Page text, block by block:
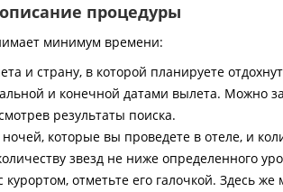
процедуры
минимум времени:
и страну, в которой планируете
и конечной датами вылета. Можно
результаты поиска.
которые вы проведете в отеле, и
звезд не ниже определенного
курортом, отметьте его галочкой. Здесь